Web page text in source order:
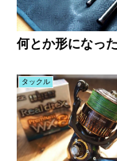
何とか形になっ
タックル